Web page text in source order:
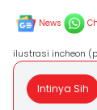
News
ilustrasi incheon
Intinya Sih